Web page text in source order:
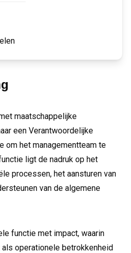
maatschappelijke
een Verantwoordelijke
om het managementteam te
ligt de nadruk op het
processen, het aansturen van
van de algemene
functie met impact, waarin
operationele betrokkenheid